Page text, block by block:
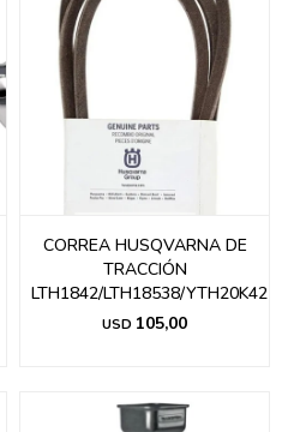
CORREA HUSQVARNA DE
TRACCIÓN
LTH1842/LTH18538/YTH20K42
USD 105,00